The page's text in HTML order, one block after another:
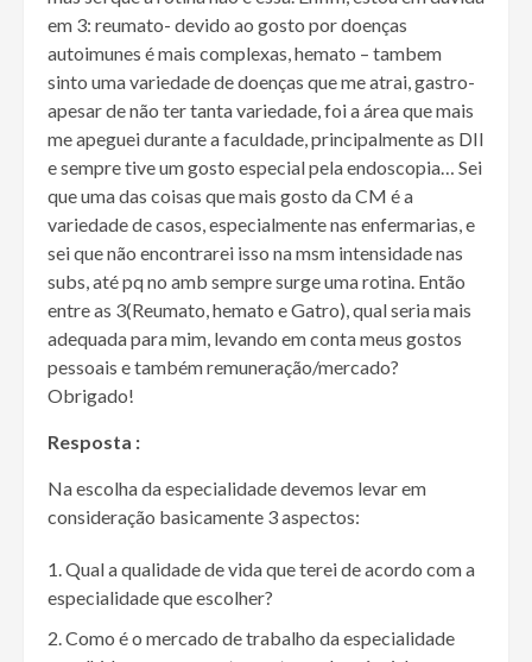
em 3: reumato- devido ao gosto por doenças
autoimunes é mais complexas, hemato – tambem
sinto uma variedade de doenças que me atrai, gastro-
apesar de não ter tanta variedade, foi a área que mais
me apeguei durante a faculdade, principalmente as DII
e sempre tive um gosto especial pela endoscopia… Sei
que uma das coisas que mais gosto da CM é a
variedade de casos, especialmente nas enfermarias, e
sei que não encontrarei isso na msm intensidade nas
subs, até pq no amb sempre surge uma rotina. Então
entre as 3(Reumato, hemato e Gatro), qual seria mais
adequada para mim, levando em conta meus gostos
pessoais e também remuneração/mercado?
Obrigado!
Resposta :
Na escolha da especialidade devemos levar em
consideração basicamente 3 aspectos:
Qual a qualidade de vida que terei de acordo com a
especialidade que escolher?
Como é o mercado de trabalho da especialidade